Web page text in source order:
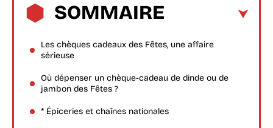
SOMMAIRE
Les chèques cadeaux des Fêtes, une affaire
sérieuse
Où dépenser un chèque-cadeau de dinde ou de
jambon des Fêtes ?
* Épiceries et chaînes nationales